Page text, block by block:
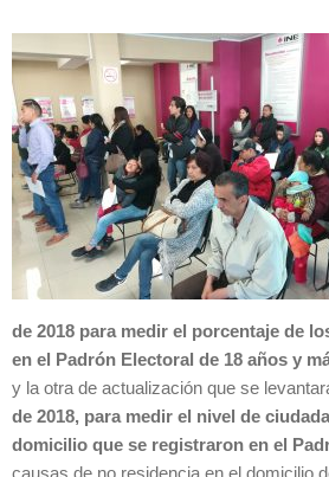
de 2018 para medir el porcentaje de
en el Padrón Electoral de 18 años y
y la otra de actualización que se
de 2018, para medir el nivel de
domicilio que se registraron en el